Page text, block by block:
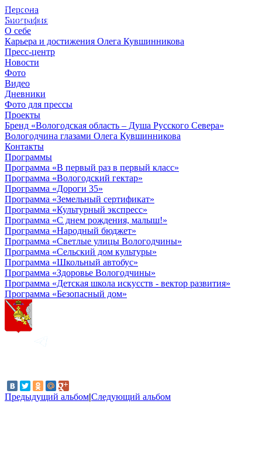
Персона
Биография
О себе
Карьера и достижения Олега Кувшинникова
Пресс-центр
Новости
Фото
Видео
Дневники
Фото для прессы
Проекты
Бренд «Вологодская область – Душа Русского Севера»
Вологодчина глазами Олега Кувшинникова
Контакты
Программы
Программа «В первый раз в первый класс»
Программа «Вологодский гектар»
Программа «Дороги 35»
Программа «Земельный сертификат»
Программа «Культурный экспресс»
Программа «С днем рождения, малыш!»
Программа «Народный бюджет»
Программа «Светлые улицы Вологодчины»
Программа «Сельский дом культуры»
Программа «Школьный автобус»
Программа «Здоровье Вологодчины»
Программа «Детская школа искусств - вектор развития»
Программа «Безопасный дом»
Предыдущий альбом|Следующий альбом
© 2012 - 2023,
КУВШИННИКОВ О.А.